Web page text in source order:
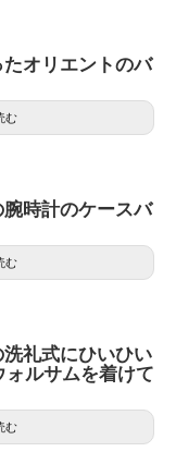
オリエントのバ
む
時計のケースバ
む
洗礼式にひいひい
ォルサムを着けて
む